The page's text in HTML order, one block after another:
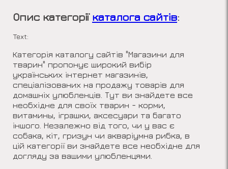
Опис категорії каталога сайтів:
Text:
Категорія каталогу сайтів "Магазини для
тварин" пропонує широкий вибір
українських інтернет магазинів,
спеціалізованих на продажу товарів для
домашніх улюбленців. Тут ви знайдете все
необхідне для своїх тварин - корми,
витамины, іграшки, аксесуари та багато
іншого. Незалежно від того, чи у вас є
собака, кіт, гризун чи акваріумна рибка, в
цій категорії ви знайдете все необхідне для
догляду за вашими улюбленцями.